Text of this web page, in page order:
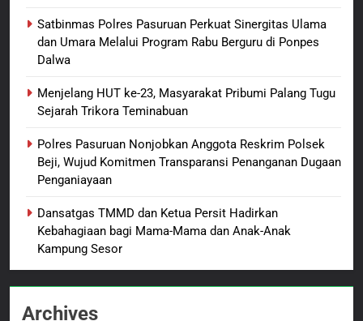
Dukung Data Nasional, Lapas
Kelas IIB Sorong Gelar Sensus
1
Polres Pasuruan Mutasi Tiga
Penyidik Polsek Beji Demi
2
BERITA BARU
Satbinmas Polres Pasuruan Perkuat Sinergitas Ulama
dan Umara Melalui Program Rabu Berguru di Ponpes
Dalwa
Menjelang HUT ke-23, Masyarakat Pribumi Palang Tugu
Sejarah Trikora Teminabuan
Polres Pasuruan Nonjobkan Anggota Reskrim Polsek
Beji, Wujud Komitmen Transparansi Penanganan Dugaan
Penganiayaan
Dansatgas TMMD dan Ketua Persit Hadirkan
Kebahagiaan bagi Mama-Mama dan Anak-Anak
Kampung Sesor
Archives